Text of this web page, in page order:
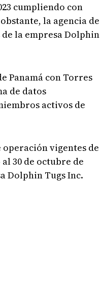
cumpliendo con
la agencia de
la empresa Dolphin
Panamá con Torres
de datos
activos de
operación vigentes de
30 de octubre de
Dolphin Tugs Inc.